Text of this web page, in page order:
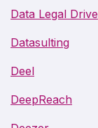
Data Legal Drive
Datasulting
Deel
DeepReach